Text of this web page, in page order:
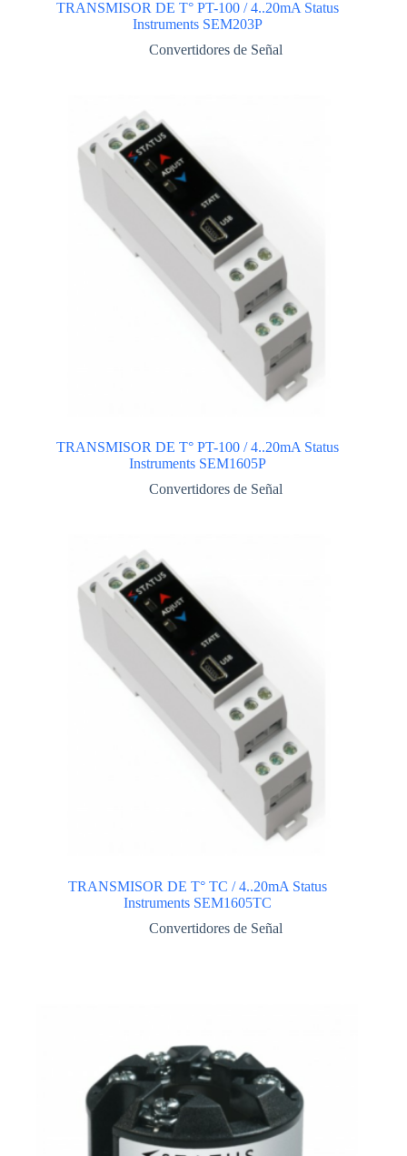
TRANSMISOR DE T° PT-100 / 4..20mA Status
Instruments SEM203P
Convertidores de Señal
TRANSMISOR DE T° PT-100 / 4..20mA Status
Instruments SEM1605P
Convertidores de Señal
TRANSMISOR DE T° TC / 4..20mA Status
Instruments SEM1605TC
Convertidores de Señal